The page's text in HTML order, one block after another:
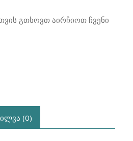
გთხოვთ აირჩიოთ ჩვენი
(0)